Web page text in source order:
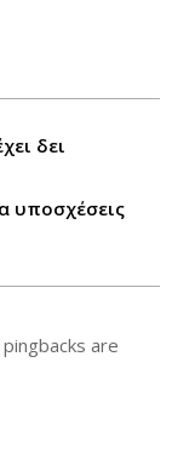
δει
υποσχέσεις
are